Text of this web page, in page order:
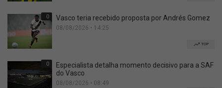
0 Vasco teria recebido proposta por Andrés Gomez
08/08/2026 • 14:25
TOP
0
Especialista detalha momento decisivo para a SAF
do Vasco
08/08/2026 • 08:49